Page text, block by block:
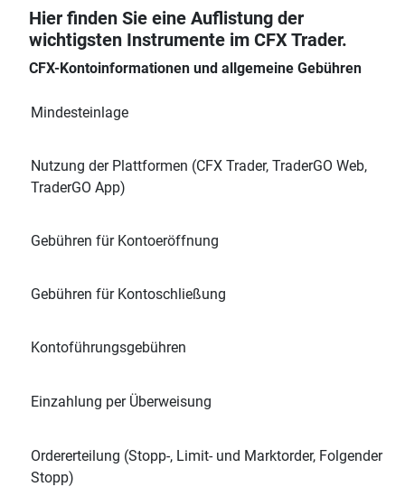
Hier finden Sie eine Auflistung der
wichtigsten Instrumente im CFX Trader.
CFX-Kontoinformationen und allgemeine Gebühren
Mindesteinlage
Nutzung der Plattformen (CFX Trader, TraderGO Web,
TraderGO App)
Gebühren für Kontoeröffnung
Gebühren für Kontoschließung
Kontoführungsgebühren
Einzahlung per Überweisung
Ordererteilung (Stopp-, Limit- und Marktorder, Folgender
Stopp)